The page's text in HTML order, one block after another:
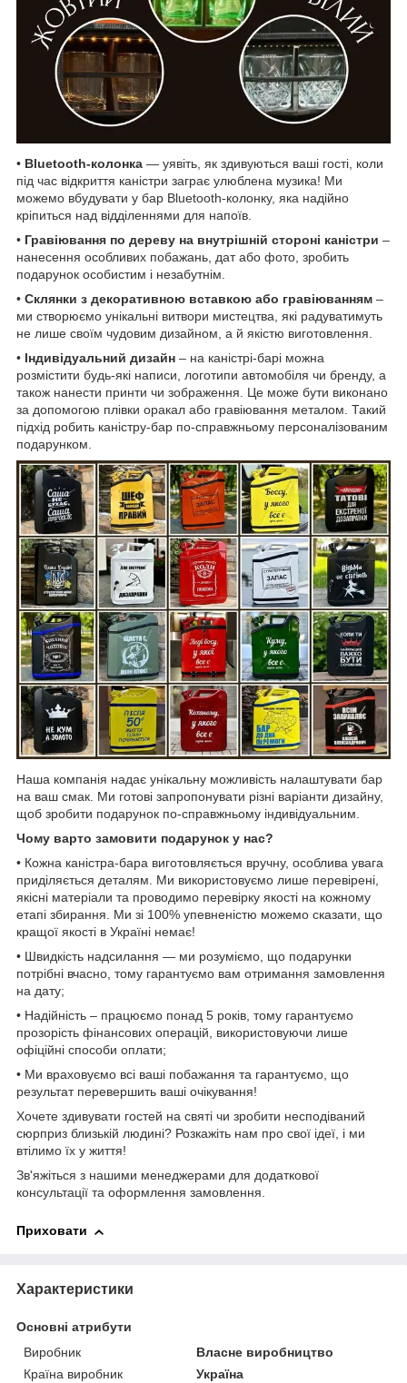
• Bluetooth-колонка — уявіть, як здивуються ваші гості, коли
під час відкриття каністри заграє улюблена музика! Ми
можемо вбудувати у бар Bluetooth-колонку, яка надійно
кріпиться над відділеннями для напоїв.
• Гравіювання по дереву на внутрішній стороні каністри –
нанесення особливих побажань, дат або фото, зробить
подарунок особистим і незабутнім.
• Склянки з декоративною вставкою або гравіюванням –
ми створюємо унікальні витвори мистецтва, які радуватимуть
не лише своїм чудовим дизайном, а й якістю виготовлення.
• Індивідуальний дизайн – на каністрі-барі можна
розмістити будь-які написи, логотипи автомобіля чи бренду, а
також нанести принти чи зображення. Це може бути виконано
за допомогою плівки оракал або гравіювання металом. Такий
підхід робить каністру-бар по-справжньому персоналізованим
подарунком.
Наша компанія надає унікальну можливість налаштувати бар
на ваш смак. Ми готові запропонувати різні варіанти дизайну,
щоб зробити подарунок по-справжньому індивідуальним.
Чому варто замовити подарунок у нас?
• Кожна каністра-бара виготовляється вручну, особлива увага
приділяється деталям. Ми використовуємо лише перевірені,
якісні матеріали та проводимо перевірку якості на кожному
етапі збирання. Ми зі 100% упевненістю можемо сказати, що
кращої якості в Україні немає!
• Швидкість надсилання — ми розуміємо, що подарунки
потрібні вчасно, тому гарантуємо вам отримання замовлення
на дату;
• Надійність – працюємо понад 5 років, тому гарантуємо
прозорість фінансових операцій, використовуючи лише
офіційні способи оплати;
• Ми враховуємо всі ваші побажання та гарантуємо, що
результат перевершить ваші очікування!
Хочете здивувати гостей на святі чи зробити несподіваний
сюрприз близькій людині? Розкажіть нам про свої ідеї, і ми
втілимо їх у життя!
Зв'яжіться з нашими менеджерами для додаткової
консультації та оформлення замовлення.
Приховати
Характеристики
Основні атрибути
Виробник
Власне виробництво
Країна виробник
Україна